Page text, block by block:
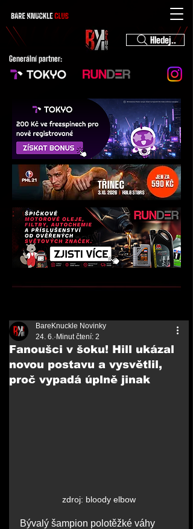
Hledej..
Generální partner:
Fanoušci v šoku! Hill ukázal
novou postavu a vysvětlil,
proč vypadá úplně jinak
BareKnuckle Novinky
24. 6. Minut čtení: 2
zdroj: bloody elbow
Bývalý šampion polotěžké váhy